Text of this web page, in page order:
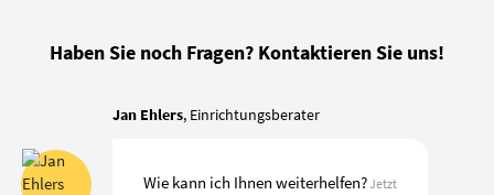
Haben Sie noch Fragen? Kontaktieren Sie uns!
Jan Ehlers, Einrichtungsberater
Wie kann ich Ihnen weiterhelfen?Jetzt